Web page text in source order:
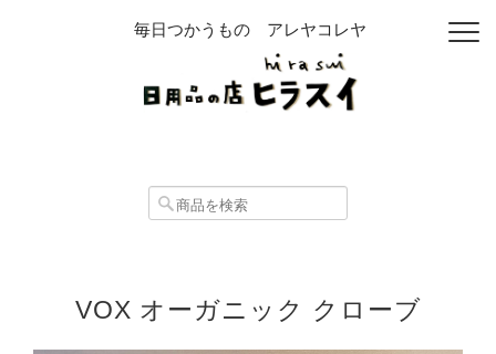
毎日つかうもの アレヤコレヤ
VOX オーガニック クローブ